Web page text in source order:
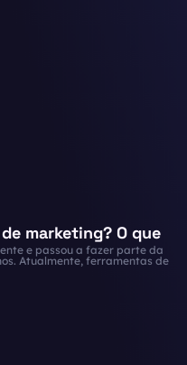
marketing? O que
e passou a fazer parte da
Atualmente, ferramentas de